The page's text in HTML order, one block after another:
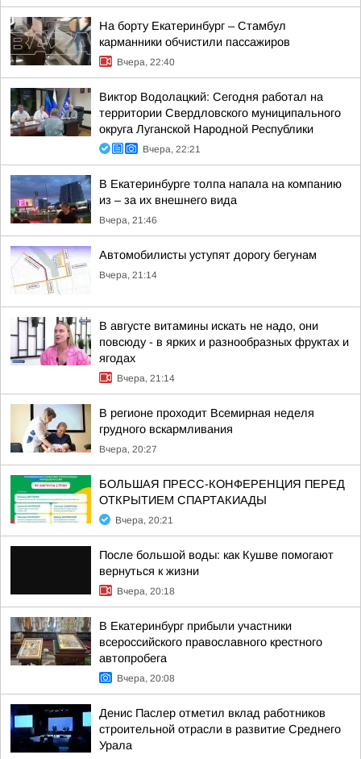
На борту Екатеринбург – Стамбул
карманники обчистили пассажиров
Вчера, 22:40
Виктор Водолацкий: Сегодня работал на
территории Свердловского муниципального
округа Луганской Народной Республики
Вчера, 22:21
В Екатеринбурге толпа напала на компанию
из – за их внешнего вида
Вчера, 21:46
Автомобилисты уступят дорогу бегунам
Вчера, 21:14
В августе витамины искать не надо, они
повсюду - в ярких и разнообразных фруктах и
ягодах
Вчера, 21:14
В регионе проходит Всемирная неделя
грудного вскармливания
Вчера, 20:27
БОЛЬШАЯ ПРЕСС-КОНФЕРЕНЦИЯ ПЕРЕД
ОТКРЫТИЕМ СПАРТАКИАДЫ
Вчера, 20:21
После большой воды: как Кушве помогают
вернуться к жизни
Вчера, 20:18
В Екатеринбург прибыли участники
всероссийского православного крестного
автопробега
Вчера, 20:08
Денис Паслер отметил вклад работников
строительной отрасли в развитие Среднего
Урала